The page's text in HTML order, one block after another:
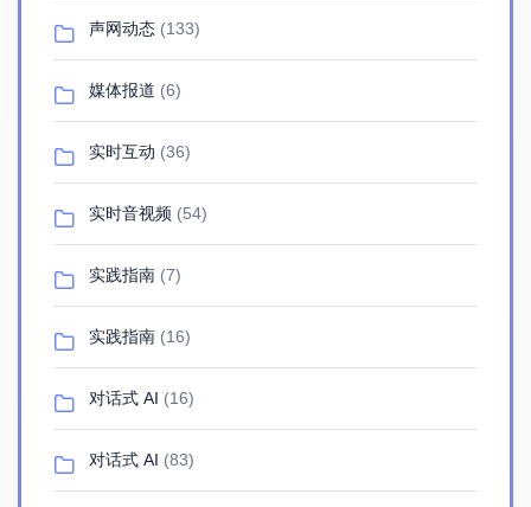
声网动态 (133)
媒体报道 (6)
实时互动 (36)
实时音视频 (54)
实践指南 (7)
实践指南 (16)
对话式 AI (16)
对话式 AI (83)